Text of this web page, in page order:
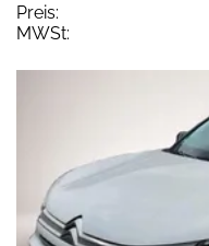
Preis:
MWSt: